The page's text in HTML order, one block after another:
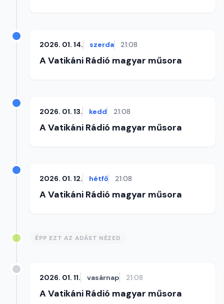
2026. 01. 14. szerda 21:08
A Vatikáni Rádió magyar műsora
2026. 01. 13. kedd 21:08
A Vatikáni Rádió magyar műsora
2026. 01. 12. hétfő 21:08
A Vatikáni Rádió magyar műsora
ÉPP EZT AZ ADÁST NÉZED
2026. 01. 11. vasárnap 21:08
A Vatikáni Rádió magyar műsora